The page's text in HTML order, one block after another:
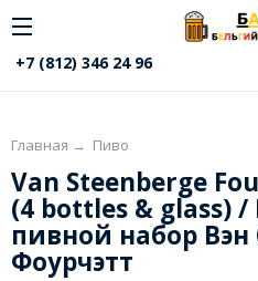
+7 (812) 346 24 96
Главная → Пиво
Van Steenberge
(4 bottles & glass)
пивной набор Вэн
Фоурчэтт